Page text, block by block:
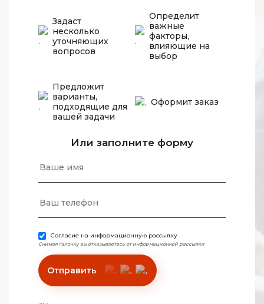
Задаст
несколько
уточняющих
вопросов
Определит
важные
факторы,
влияющие на
выбор
Предложит
варианты,
подходящие для
вашей задачи
Оформит заказ
Или заполните форму
Согласие на информационную рассылку
Снимая галочку вы отказываетесь от информационной рассылки
Отправить